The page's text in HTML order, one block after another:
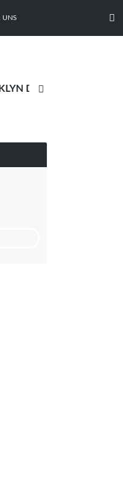
UNS 
